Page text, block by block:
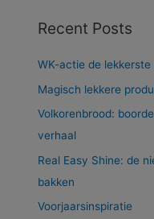
Recent Posts
WK-actie de lekkerste
Magisch lekkere
Volkorenbrood:
verhaal
Real Easy Shine: de
bakken
Voorjaarsinspiratie